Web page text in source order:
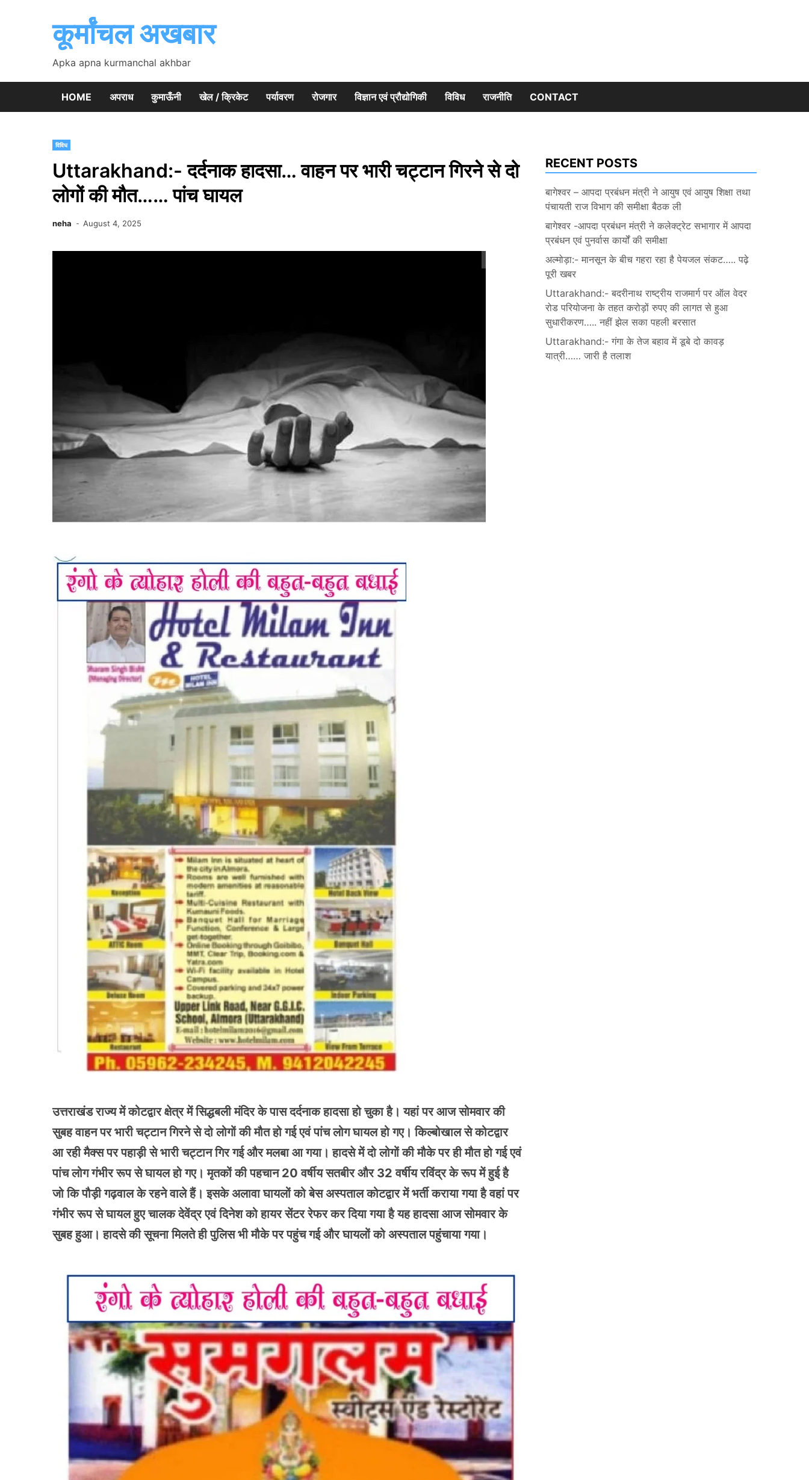
कूर्मांचल अखबार
Apka apna kurmanchal akhbar
HOME अपराध कुमाऊँनी खेल / क्रिकेट पर्यावरण रोजगार विज्ञान एवं प्रौद्योगिकी विविध राजनीति CONTACT
विविध
Uttarakhand:- दर्दनाक हादसा… वाहन पर भारी चट्टान गिरने से दो
लोगों की मौत…… पांच घायल
neha August 4, 2025
उत्तराखंड राज्य में कोटद्वार क्षेत्र में सिद्धबली मंदिर के पास दर्दनाक हादसा हो चुका है। यहां पर आज सोमवार की
सुबह वाहन पर भारी चट्टान गिरने से दो लोगों की मौत हो गई एवं पांच लोग घायल हो गए। किल्बोखाल से कोटद्वार
आ रही मैक्स पर पहाड़ी से भारी चट्टान गिर गई और मलबा आ गया। हादसे में दो लोगों की मौके पर ही मौत हो गई एवं
पांच लोग गंभीर रूप से घायल हो गए। मृतकों की पहचान 20 वर्षीय सतबीर और 32 वर्षीय रविंद्र के रूप में हुई है
जो कि पौड़ी गढ़वाल के रहने वाले हैं। इसके अलावा घायलों को बेस अस्पताल कोटद्वार में भर्ती कराया गया है वहां पर
गंभीर रूप से घायल हुए चालक देवेंद्र एवं दिनेश को हायर सेंटर रेफर कर दिया गया है यह हादसा आज सोमवार के
सुबह हुआ। हादसे की सूचना मिलते ही पुलिस भी मौके पर पहुंच गई और घायलों को अस्पताल पहुंचाया गया।
RECENT POSTS
बागेश्वर – आपदा प्रबंधन मंत्री ने आयुष एवं आयुष शिक्षा तथा
पंचायती राज विभाग की समीक्षा बैठक ली
बागेश्वर -आपदा प्रबंधन मंत्री ने कलेक्ट्रेट सभागार में आपदा
प्रबंधन एवं पुनर्वास कार्यों की समीक्षा
अल्मोड़ा:- मानसून के बीच गहरा रहा है पेयजल संकट….. पढ़े
पूरी खबर
Uttarakhand:- बदरीनाथ राष्ट्रीय राजमार्ग पर ऑल वेदर
रोड परियोजना के तहत करोड़ों रुपए की लागत से हुआ
सुधारीकरण….. नहीं झेल सका पहली बरसात
Uttarakhand:- गंगा के तेज बहाव में डूबे दो कावड़
यात्री…… जारी है तलाश